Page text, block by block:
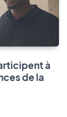
à
de la